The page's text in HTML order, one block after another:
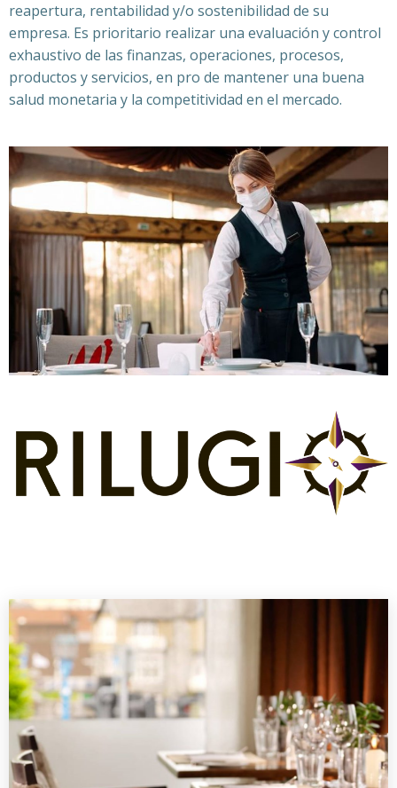
reapertura, rentabilidad y/o sostenibilidad de su
empresa. Es prioritario realizar una evaluación y control
exhaustivo de las finanzas, operaciones, procesos,
productos y servicios, en pro de mantener una buena
salud monetaria y la competitividad en el mercado.